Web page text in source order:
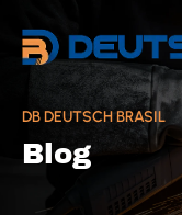
DB DEUTSCH BRASIL
Blog